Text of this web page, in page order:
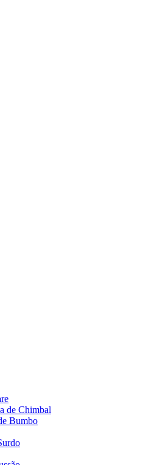
de Chimbal
Bumbo